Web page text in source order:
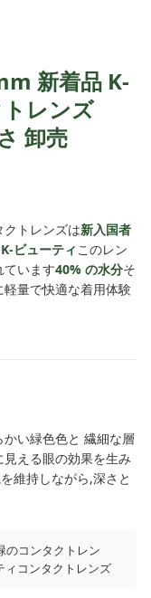
新着品 K-
レンズ
卸売
クトレンズは新入国者
K-ビューティこのレン
ています40% の水分そ
軽量で快適な着用体験
い緑色色と 繊細な層
える眼の効果を生み
維持しながら,深さと
のコンタクトレン
ィコンタクトレンズ